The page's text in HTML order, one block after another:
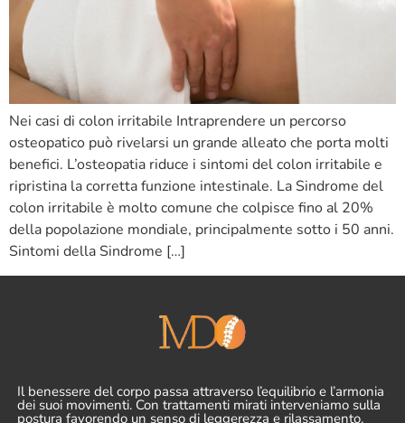
Nei casi di colon irritabile Intraprendere un percorso
osteopatico può rivelarsi un grande alleato che porta molti
benefici. L’osteopatia riduce i sintomi del colon irritabile e
ripristina la corretta funzione intestinale. La Sindrome del
colon irritabile è molto comune che colpisce fino al 20%
della popolazione mondiale, principalmente sotto i 50 anni.
Sintomi della Sindrome […]
Il benessere del corpo passa attraverso l’equilibrio e l’armonia
dei suoi movimenti. Con trattamenti mirati interveniamo sulla
postura favorendo un senso di leggerezza e rilassamento.